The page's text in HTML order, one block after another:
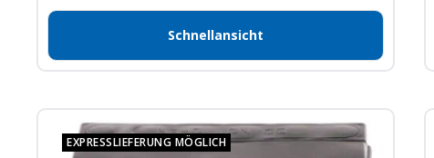
Schnellansicht
EXPRESSLIEFERUNG MÖGLICH